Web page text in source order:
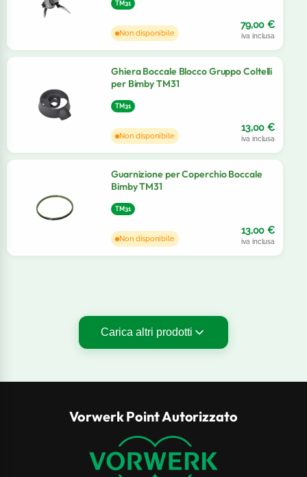
TM31
Non disponibile
79,00€
iva inclusa
Ghiera Boccale Blocco Gruppo Coltelli
per Bimby TM31
TM31
Non disponibile
13,00€
iva inclusa
Guarnizione per Coperchio Boccale
Bimby TM31
TM31
Non disponibile
13,00€
iva inclusa
Carica altri prodotti
Vorwerk Point Autorizzato